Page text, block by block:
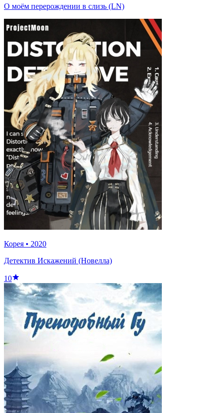
О моём перерождении в слизь (LN)
Корея • 2020
Детектив Искажений (Новелла)
10